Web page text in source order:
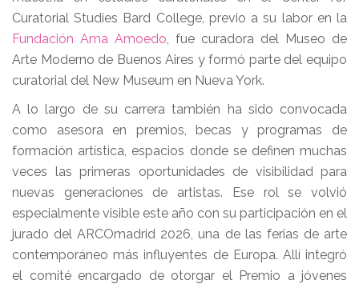
Curatorial Studies Bard College, previo a su labor en la
Fundación Ama Amoedo, fue curadora del Museo de
Arte Moderno de Buenos Aires y formó parte del equipo
curatorial del New Museum en Nueva York.
A lo largo de su carrera también ha sido convocada
como asesora en premios, becas y programas de
formación artística, espacios donde se definen muchas
veces las primeras oportunidades de visibilidad para
nuevas generaciones de artistas. Ese rol se volvió
especialmente visible este año con su participación en el
jurado del ARCOmadrid 2026, una de las ferias de arte
contemporáneo más influyentes de Europa. Allí integró
el comité encargado de otorgar el Premio a jóvenes